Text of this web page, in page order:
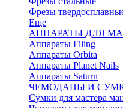
Фрезы
Еще
АППАРАТЫ ДЛЯ
Аппараты Filing
Аппараты Orbita
Аппараты Planet Nails
Аппараты Saturn
ЧЕМОДАНЫ И
Сумки для мастера